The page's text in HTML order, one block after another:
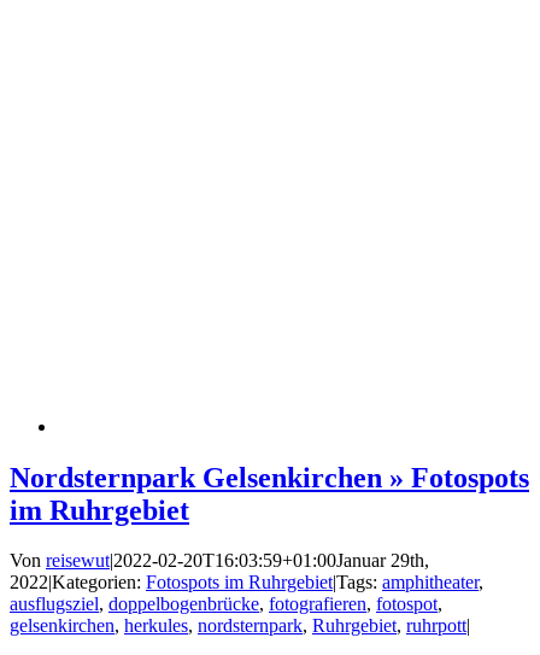
Nordsternpark Gelsenkirchen » Fotospots
im Ruhrgebiet
Von reisewut|2022-02-20T16:03:59+01:00Januar 29th,
2022|Kategorien: Fotospots im Ruhrgebiet|Tags: amphitheater,
ausflugsziel, doppelbogenbrücke, fotografieren, fotospot,
gelsenkirchen, herkules, nordsternpark, Ruhrgebiet, ruhrpott|